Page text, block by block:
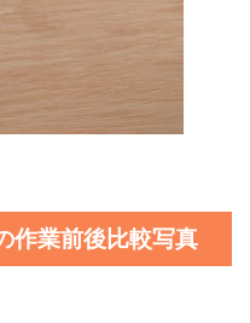
作業前後比較写真